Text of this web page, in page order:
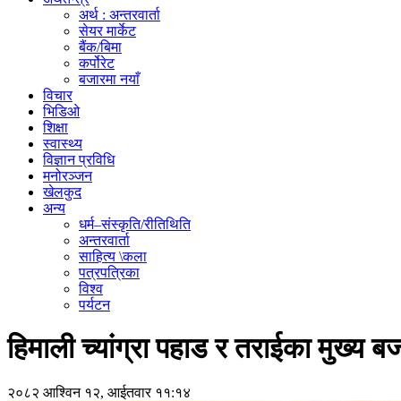
अर्थ : अन्तरवार्ता
सेयर मार्केट
बैंक/बिमा
कर्पोरेट
बजारमा नयाँ
विचार
भिडिओ
शिक्षा
स्वास्थ्य
विज्ञान प्रविधि
मनोरञ्जन
खेलकुद
अन्य
धर्म–संस्कृति/रीतिथिति
अन्तरवार्ता
साहित्य \कला
पत्रपत्रिका
विश्व
पर्यटन
हिमाली च्यांग्रा पहाड र तराईका मुख्य
२०८२ आश्विन १२, आईतवार ११:१४